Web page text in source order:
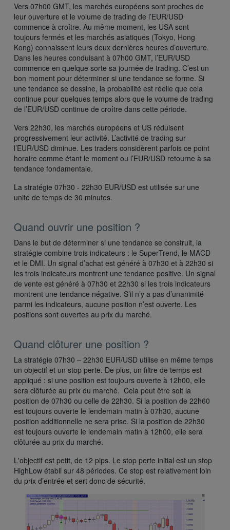
Vers 07h00 GMT, les marchés européens sont proches de
leur ouverture et le volume de trading de l’EUR/USD
commence à croître. Au même moment, les USA sont
toujours fermés et les marchés asiatiques (Tokyo, Hong
Kong) connaissent leurs deux dernières heures d’ouverture.
Dans les heures conduisant à 07h00 GMT, l’EUR/USD
commence en quelque sorte sa journée de trading. C’est un
bon moment pour déterminer si une tendance se forme. Si
une tendance se dessine, la probabilité est réelle que cela
continue pour quelques temps alors que le volume de trading
de l’EUR/USD continue de croître dans cette période.
Vers 22h30, les marchés européens et US réduisent
progressivement leur activité. L’activité de trading sur
l’EUR/USD diminue. Les traders considèrent parfois ce point
horaire comme étant le moment ou l’EUR/USD retourne à sa
tendance fondamentale.
La stratégie 07h30 - 22h30 EUR/USD est utilisée sur une
unité de temps de 30 minutes.
Quand ouvrir une position ?
Dans le but de déterminer si une tendance se construit, la
stratégie combine trois indicateurs : le SuperTrend, le MACD
et le DMI. Un signal d’achat est généré à 07h30 et à 22h30 si
les trois indicateurs montrent une tendance positive. Un signal
de vente est généré à 07h30 et 22h30 si les trois indicateurs
montrent une tendance négative. S’il n’y a pas d’unanimité
parmi les indicateurs, aucune position n’est ouverte. Les
positions sont ouvertes au prix du marché.
Quand clôturer une position ?
La stratégie 07h30 – 22h30 EUR/USD utilise en même temps
un objectif et un stop perte. De plus, un filtre de temps est
appliqué : si une position est toujours ouverte à 12h00, elle
sera clôturée au prix du marché. Cela peut être soit la
position de 07h30 ou celle de 22h30. Si la position de 22h60
est toujours ouverte le lendemain matin à 07h30, aucune
position additionnelle ne sera prise. Si la position de 22h30
est toujours ouverte le lendemain matin à 12h00, elle sera
clôturée au prix du marché.
L'objectif est petit, de 12 pips. Le stop perte initial est un stop
HighLow établi sur 48 périodes. Ce stop est relativement loin
du prix d’entrée et sert donc de sécurité.